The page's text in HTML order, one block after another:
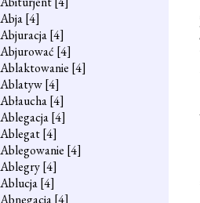
Abja[4]
Abjuracja[4]
Abjurować [4]
Ablaktowanie [4]
Ablatyw[4]
Abłaucha[4]
Ablegacja[4]
Ablegat[4]
Ablegowanie [4]
Ablegry[4]
Ablucja[4]
Abnegacja[4]